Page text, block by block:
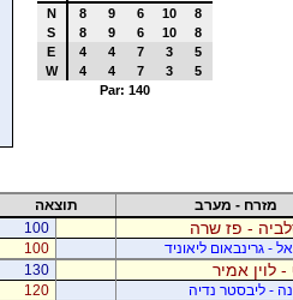
N
8 9 6 10
8
S
8 9 6 10
8
E
4 4 7 3
5
W
4 4 7 3
5
Par: 140
מזרח - מערב תוצאה
- פז שרה 100
- גרינבאום ליאוניד
100
- לוין אמיר 130
- ליבסטר נדיה
120